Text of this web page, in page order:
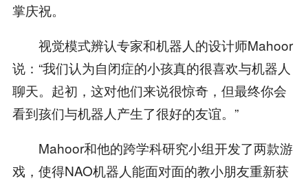
掌庆祝。
视觉模式辨认专家和机器人的设计师Mahoor
说：“我们认为自闭症的小孩真的很喜欢与机器人
聊天。起初，这对他们来说很惊奇，但最终你会
看到孩们与机器人产生了很好的友谊。”
Mahoor和他的跨学科研究小组开发了两款游
戏，使得NAO机器人能面对面的教小朋友重新获